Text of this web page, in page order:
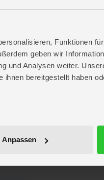
Funktionen
geben wir
und Analysen weiter.
bereitgestellt haben
Anpassen